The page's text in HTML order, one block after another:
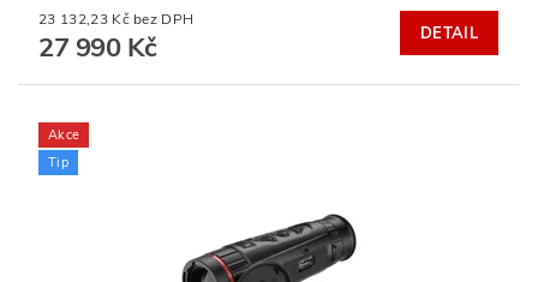
23 132,23 Kč bez DPH
27 990 Kč DETAIL
Akce
Tip